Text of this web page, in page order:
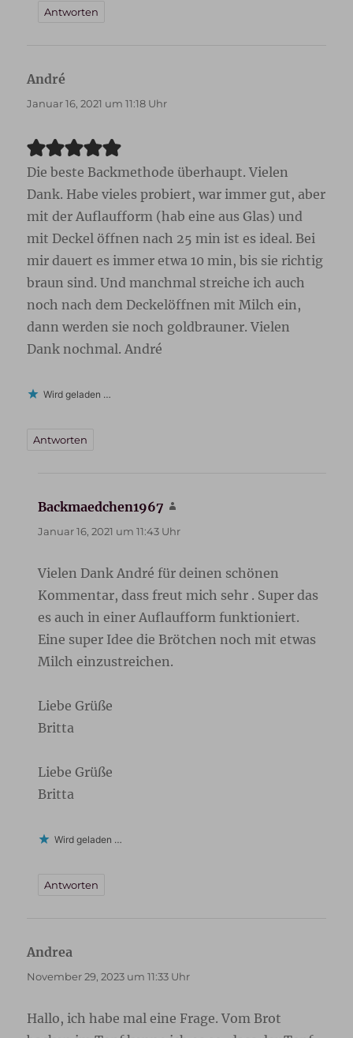
Antworten
André
Januar 16, 2021 um 11:18 Uhr
Die beste Backmethode überhaupt. Vielen
Dank. Habe vieles probiert, war immer gut, aber
mit der Auflaufform (hab eine aus Glas) und
mit Deckel öffnen nach 25 min ist es ideal. Bei
mir dauert es immer etwa 10 min, bis sie richtig
braun sind. Und manchmal streiche ich auch
noch nach dem Deckelöffnen mit Milch ein,
dann werden sie noch goldbrauner. Vielen
Dank nochmal. André
Wird geladen …
Antworten
Backmaedchen1967
Januar 16, 2021 um 11:43 Uhr
Vielen Dank André für deinen schönen
Kommentar, dass freut mich sehr . Super das
es auch in einer Auflaufform funktioniert.
Eine super Idee die Brötchen noch mit etwas
Milch einzustreichen.
Liebe Grüße
Britta
Liebe Grüße
Britta
Wird geladen …
Antworten
Andrea
November 29, 2023 um 11:33 Uhr
Hallo, ich habe mal eine Frage. Vom Brot